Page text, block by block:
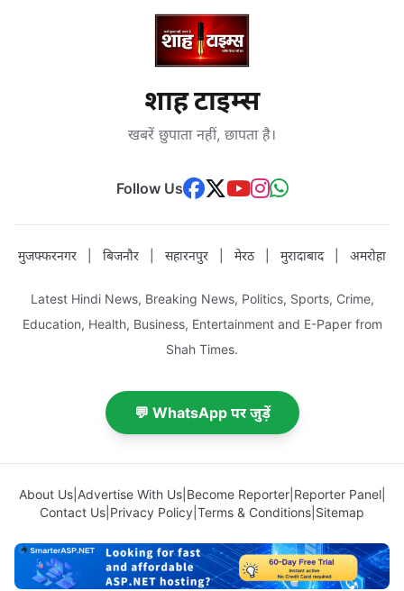
शाह टाइम्स
खबरें छुपाता नहीं, छापता है।
Follow Us
मुजफ्फरनगर बिजनौर सहारनपुर मेरठ मुरादाबाद अमरोहा
Latest Hindi News, Breaking News, Politics, Sports, Crime,
Education, Health, Business, Entertainment and E-Paper from
Shah Times.
💬 WhatsApp पर जुड़ें
About Us| Advertise With Us| Become Reporter| Reporter Panel|
Contact Us Privacy Policy Terms & Conditions Sitemap